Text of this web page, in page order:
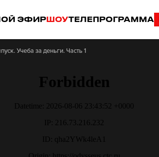
ЭФИРШОУТЕЛЕПРОГРАММА
Учеба за деньги. Часть 1